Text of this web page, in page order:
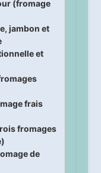
(fromage
jambon et
et
frais
fromages
de